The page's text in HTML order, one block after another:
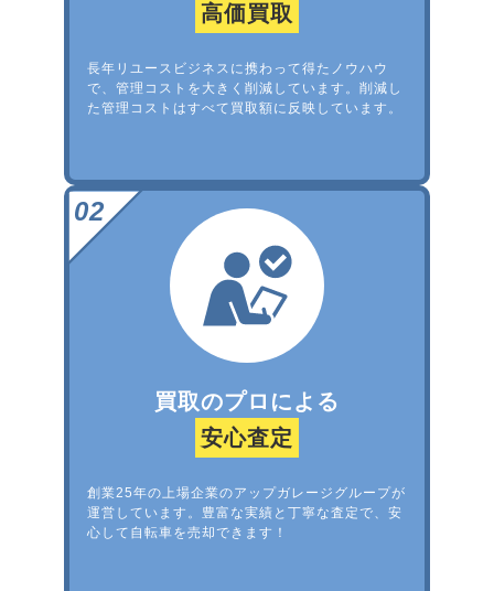
高価買取
長年リユースビジネスに携わって得たノウハウ
で、管理コストを大きく削減しています。削減し
た管理コストはすべて買取額に反映しています。
買取のプロによる
安心査定
創業25年の上場企業のアップガレージグループが
運営しています。豊富な実績と丁寧な査定で、安
心して自転車を売却できます！